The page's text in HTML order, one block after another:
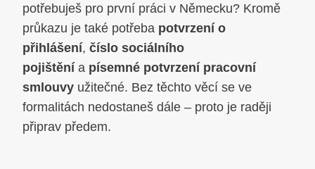
potřebuješ pro první práci v Německu? Kromě
průkazu je také potřeba potvrzení o
přihlášení, číslo sociálního
pojištěnía písemné potvrzení pracovní
smlouvy užitečné. Bez těchto věcí se ve
formalitách nedostaneš dále – proto je raději
připrav předem.